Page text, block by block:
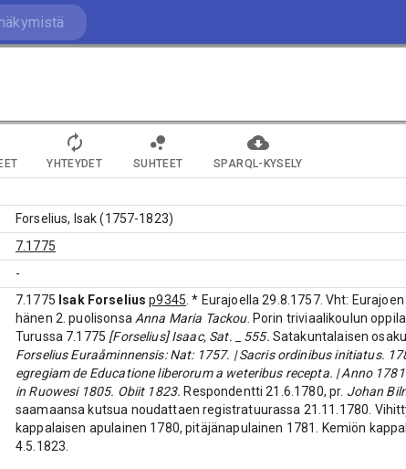
YHTEYDET SUHTEET SPARQL-KYSELY
Forselius, Isak (1757-1823)
7.1775
-
7.1775 Isak Forselius p9345 . * Eurajoella 29.8.1757. Vht:
hänen 2. puolisonsa Anna Maria Tackou. Porin triviaalikoulun
Turussa 7.1775 [Forselius] Isaac, Sat. _ 555. Satakuntalaisen
Forselius Euraåminnensis: Nat: 1757. | Sacris ordinibus initiatus.
egregiam de Educatione liberorum a weteribus recepta. | Anno
in Ruowesi 1805. Obiit 1823. Respondentti 21.6.1780, pr. Johan
saamaansa kutsua noudattaen registratuurassa 21.11.1780.
kappalaisen apulainen 1780, pitäjänapulainen 1781. Kemiön
4.5.1823.